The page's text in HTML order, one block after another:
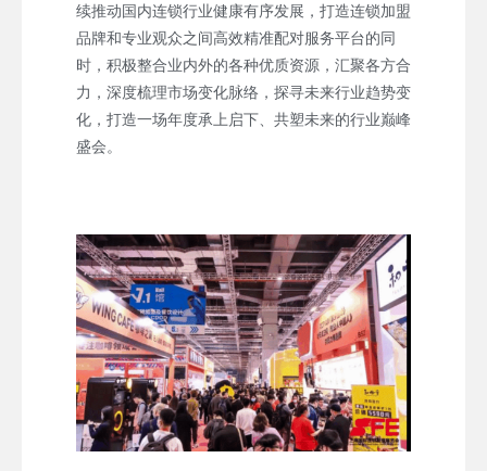
续推动国内连锁行业健康有序发展，打造连锁加盟
品牌和专业观众之间高效精准配对服务平台的同
时，积极整合业内外的各种优质资源，汇聚各方合
力，深度梳理市场变化脉络，探寻未来行业趋势变
化，打造一场年度承上启下、共塑未来的行业巅峰
盛会。